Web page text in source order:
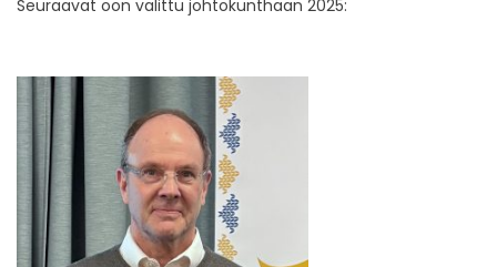
Seuraavat oon valittu johtokunthaan 2025: